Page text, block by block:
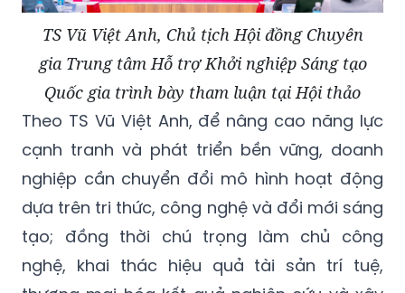
TS Vũ Việt Anh, Chủ tịch Hội đồng Chuyên
gia Trung tâm Hỗ trợ Khởi nghiệp Sáng tạo
Quốc gia trình bày tham luận tại Hội thảo
Theo TS Vũ Việt Anh, để nâng cao năng lực
cạnh tranh và phát triển bền vững, doanh
nghiệp cần chuyển đổi mô hình hoạt động
dựa trên tri thức, công nghệ và đổi mới sáng
tạo; đồng thời chú trọng làm chủ công
nghệ, khai thác hiệu quả tài sản trí tuệ,